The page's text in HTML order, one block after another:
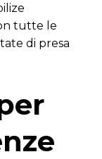
tutte le
di presa